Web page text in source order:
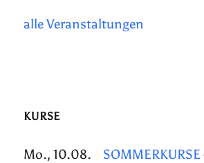
alle Veranstaltungen
KURSE
Mo., 10.08.